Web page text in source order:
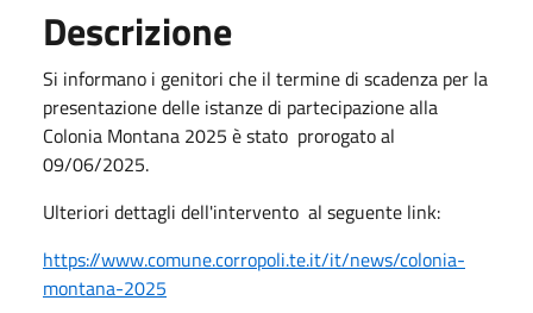
Descrizione
Si informano i genitori che il termine di scadenza per la
presentazione delle istanze di partecipazione alla
Colonia Montana 2025 è stato prorogato al
09/06/2025.
Ulteriori dettagli dell'intervento al seguente link:
https://www.comune.corropoli.te.it/it/news/colonia-
montana-2025